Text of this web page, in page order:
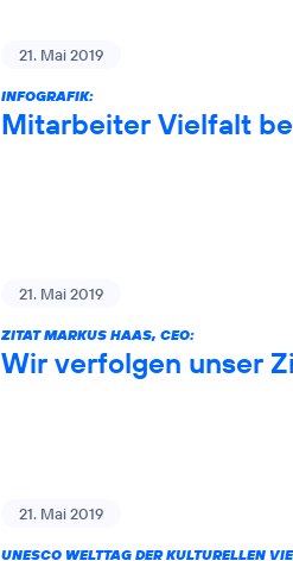
21. Mai 2019
INFOGRAFIK:
Mitarbeiter Vielfalt
21. Mai 2019
ZITAT MARKUS HAAS, CEO:
Wir verfolgen unser
21. Mai 2019
UNESCO WELTTAG DER KULTURELLEN